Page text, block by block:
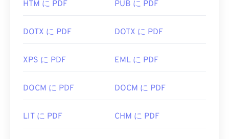
HTM に PDF PUB に PDF
DOTX に PDF DOTX に PDF
XPS に PDF EML に PDF
DOCM に PDF DOCM に PDF
LIT に PDF CHM に PDF